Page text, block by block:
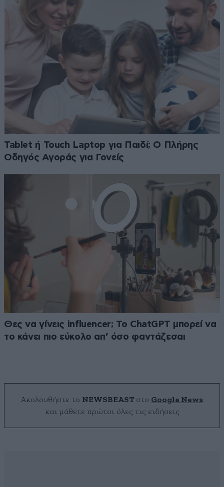
Tablet ή Touch Laptop για Παιδί; Ο Πλήρης
Οδηγός Αγοράς για Γονείς
Θες να γίνεις influencer; Το ChatGPT μπορεί να
το κάνει πιο εύκολο απ’ όσο φαντάζεσαι
Ακολουθήστε το NEWSBEAST στο Google News
και μάθετε πρώτοι όλες τις ειδήσεις